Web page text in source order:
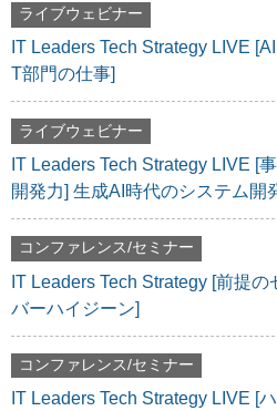
ライブウェビナー
IT Leaders Tech Strategy LIVE
T部門の仕事]
ライブウェビナー
IT Leaders Tech Strategy LIVE [
開発力] 生成AI時代のシステム開
コンファレンス/セミナー
IT Leaders Tech Strategy [前提
バーハイジーン]
コンファレンス/セミナー
IT Leaders Tech Strategy LIVE [